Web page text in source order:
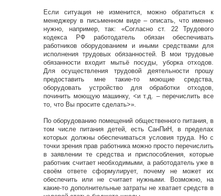
Если ситуация не изменится, можно обратиться к
менеджеру в письменном виде – описать, что именно
нужно, например, так: «Согласно ст. 22 Трудового
кодекса РФ работодатель обязан обеспечивать
работников оборудованием и иными средствами для
исполнения трудовых обязанностей. В мои трудовые
обязанности входит мытьё посуды, уборка отходов.
Для осуществления трудовой деятельности прошу
предоставить мне такие-то моющие средства,
оборудовать устройство для обработки отходов,
починить моющую машинку, <и т.д. – перечислить все
то, что Вы просите сделать>».
По оборудованию помещений общественного питания, в
том числе питания детей, есть СанПиН, в пределах
которых должны обеспечиваться условия труда. Но с
точки зрения прав работника можно просто перечислить
в заявлении те средства и приспособления, которые
работник считает необходимыми, а работодатель уже в
своём ответе сформулирует, почему не может их
обеспечить или не считает нужными. Возможно, на
какие-то дополнительные затраты не хватает средств в